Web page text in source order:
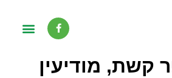
קשת, מודיעין